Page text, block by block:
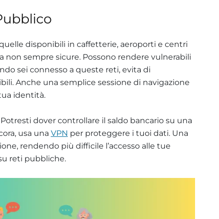
disponibili in caffetterie, aeroporti e centri
non sempre sicure. Possono rendere vulnerabili
sei connesso a queste reti, evita di
Anche una semplice sessione di navigazione
identità.
dover controllare il saldo bancario su una
usa una VPN per proteggere i tuoi dati. Una
rendendo più difficile l’accesso alle tue
reti pubbliche.